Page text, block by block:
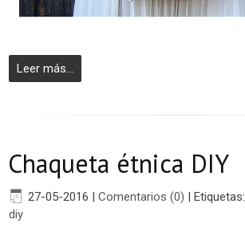
Leer más...
Chaqueta étnica DIY
27-05-2016 | Comentarios (0) | Etiquetas:
diy